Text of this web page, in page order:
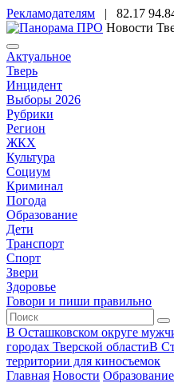
Рекламодателям | 82.17
Новости
Актуальное
Тверь
Инцидент
Выборы 2026
Рубрики
Регион
ЖКХ
Культура
Социум
Криминал
Погода
Образование
Дети
Транспорт
Спорт
Звери
Здоровье
Говори и пиши правильно
В Осташковском округе
городах Тверской областиВ
территории для киносъемок
Главная Новости Образование